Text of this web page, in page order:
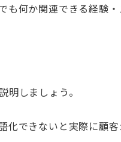
何か関連できる経験・
しましょう。
できないと実際に顧